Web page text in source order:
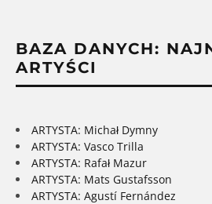
BAZA DANYCH:
ARTYŚCI
ARTYSTA: Michał Dymny
ARTYSTA: Vasco Trilla
ARTYSTA: Rafał Mazur
ARTYSTA: Mats Gustafsson
ARTYSTA: Agustí Fernández